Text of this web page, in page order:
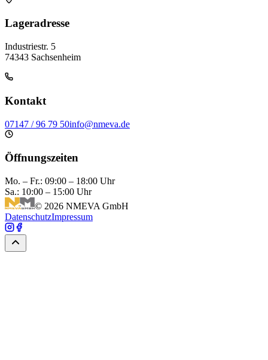
Lageradresse
Industriestr. 5
74343 Sachsenheim
Kontakt
07147 / 96 79 50info@nmeva.de
Öffnungszeiten
Mo. – Fr.: 09:00 – 18:00 Uhr
Sa.: 10:00 – 15:00 Uhr
© 2026 NMEVA GmbH
DatenschutzImpressum